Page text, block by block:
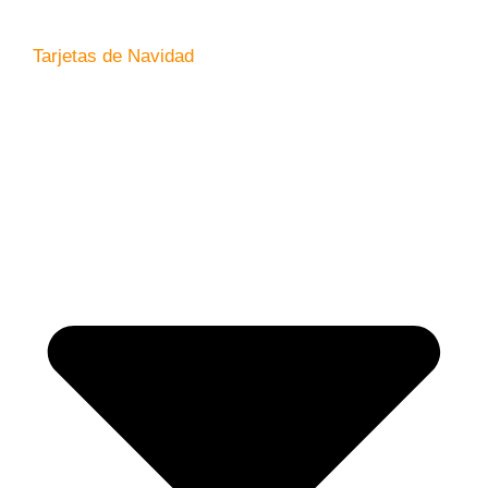
Tarjetas de Navidad